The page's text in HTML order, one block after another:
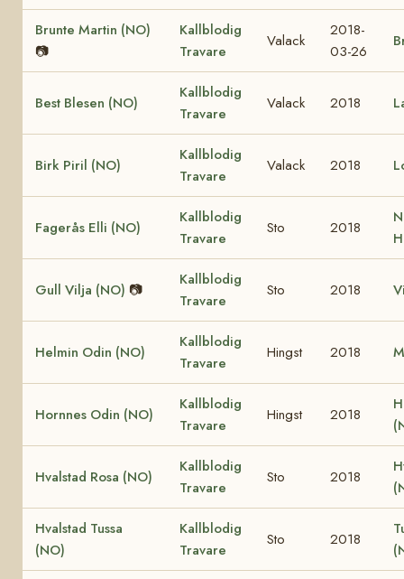
Brunte Martin (NO)
📷
Kallblodig
Travare
Valack
2018-
03-26
Best Blesen (NO)
Kallblodig
Travare
Valack 2018
Birk Piril (NO)
Kallblodig
Travare
Valack 2018
Fagerås Elli (NO)
Kallblodig
Travare
Sto 2018
Gull Vilja (NO) 📷
Kallblodig
Travare
Sto 2018
Helmin Odin (NO)
Kallblodig
Travare
Hingst 2018
Hornnes Odin (NO)
Kallblodig
Travare
Hingst 2018
Hvalstad Rosa (NO)
Kallblodig
Travare
Sto 2018
Hvalstad Tussa
(NO)
Kallblodig
Travare
Sto 2018